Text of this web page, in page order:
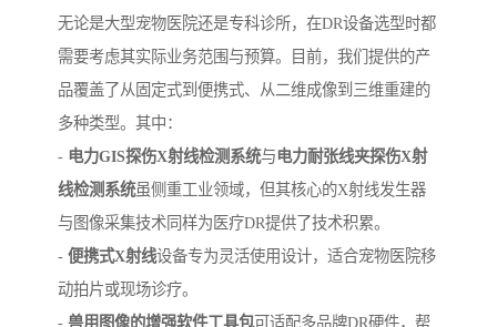
无论是大型宠物医院还是专科诊所，在DR设备选型时都
需要考虑其实际业务范围与预算。目前，我们提供的产
品覆盖了从固定式到便携式、从二维成像到三维重建的
多种类型。其中：
- 电力GIS探伤X射线检测系统与电力耐张线夹探伤X射
线检测系统虽侧重工业领域，但其核心的X射线发生器
与图像采集技术同样为医疗DR提供了技术积累。
- 便携式X射线设备专为灵活使用设计，适合宠物医院移
动拍片或现场诊疗。
- 兽用图像的增强软件工具包可适配多品牌DR硬件，帮